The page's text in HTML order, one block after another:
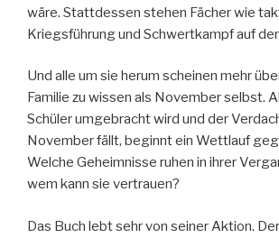
wäre. Stattdessen stehen Fächer wie
Kriegsführung und Schwertkampf auf
Und alle um sie herum scheinen mehr
Familie zu wissen als November selbst.
Schüler umgebracht wird und der
November fällt, beginnt ein Wettlauf
Welche Geheimnisse ruhen in ihrer
wem kann sie vertrauen?
Das Buch lebt sehr von seiner Aktion.